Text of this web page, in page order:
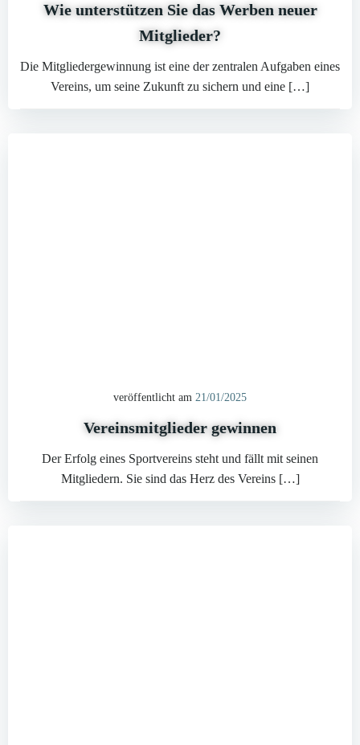
Wie unterstützen Sie das Werben neuer
Mitglieder?
Die Mitgliedergewinnung ist eine der zentralen Aufgaben eines
Vereins, um seine Zukunft zu sichern und eine […]
veröffentlicht am 21/01/2025
Vereinsmitglieder gewinnen
Der Erfolg eines Sportvereins steht und fällt mit seinen
Mitgliedern. Sie sind das Herz des Vereins […]